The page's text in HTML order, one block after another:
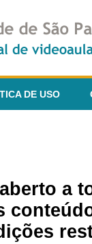
DE USO
a